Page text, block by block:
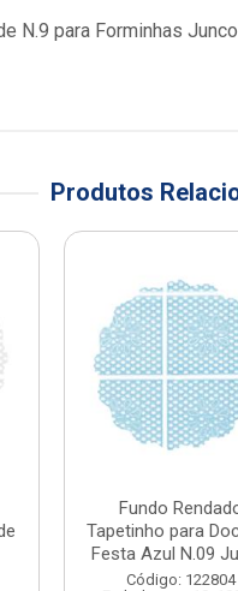
N.9 para Forminhas
Produtos
Fundo
Tapetinho para
Festa Azul N.09
Código: 122804